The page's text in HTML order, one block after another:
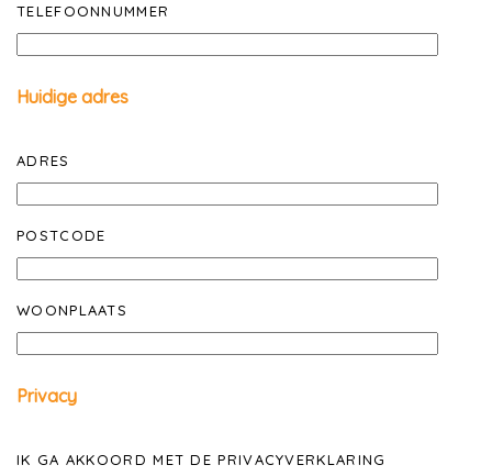
TELEFOONNUMMER
Huidige adres
ADRES
POSTCODE
WOONPLAATS
Privacy
IK GA AKKOORD MET DE PRIVACYVERKLARING